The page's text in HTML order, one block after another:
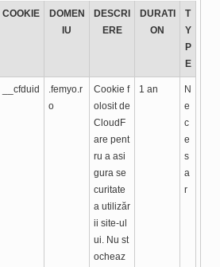
COOKIE
DOMEN
IU
DESCRI
ERE
DURATI
ON
T
Y
P
E
__cfduid
.femyo.r
o
Cookie f
olosit de
CloudF
are pent
ru a asi
gura se
curitate
a utilizăr
ii site-ul
ui. Nu st
ocheaz
1 an
N
e
c
e
s
a
r